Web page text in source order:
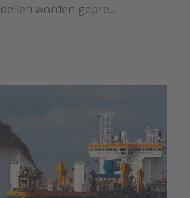
worden gepre...